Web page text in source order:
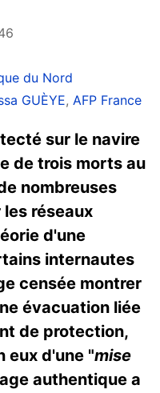
du Nord
GUÈYE, AFP France
sur le navire
de trois morts au
nombreuses
réseaux
d'une
internautes
censée montrer
évacuation liée
de protection,
eux d'une "mise
authentique a